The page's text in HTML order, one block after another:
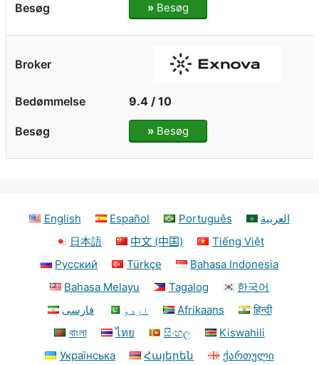
»Besøg
9.4 / 10
»Besøg
English Español Português
العربية
日本語
中文 (中国)
Tiếng Việt
Русский
Türkçe
Bahasa Indonesia
Bahasa Melayu
Tagalog
한국어
فارسی
اردو Afrikaans
हिन्दी
বাংলা
ไทย සිංහල
Kiswahili
Українська
Հայերեն ქართული